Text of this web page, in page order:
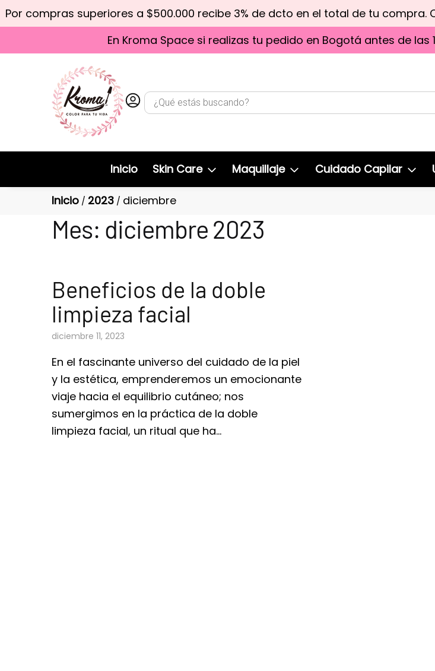
Por compras superiores a $500.000 recibe 3% de dcto en el total de tu
En Kroma Space si realizas tu pedido en Bogotá antes de las
Inicio Skin Care Maquillaje Cuidado Capilar
Inicio / 2023 / diciembre
Mes: diciembre 2023
Beneficios de la doble
limpieza facial
diciembre 11, 2023
En el fascinante universo del cuidado de la piel
y la estética, emprenderemos un emocionante
viaje hacia el equilibrio cutáneo; nos
sumergimos en la práctica de la doble
limpieza facial, un ritual que ha…